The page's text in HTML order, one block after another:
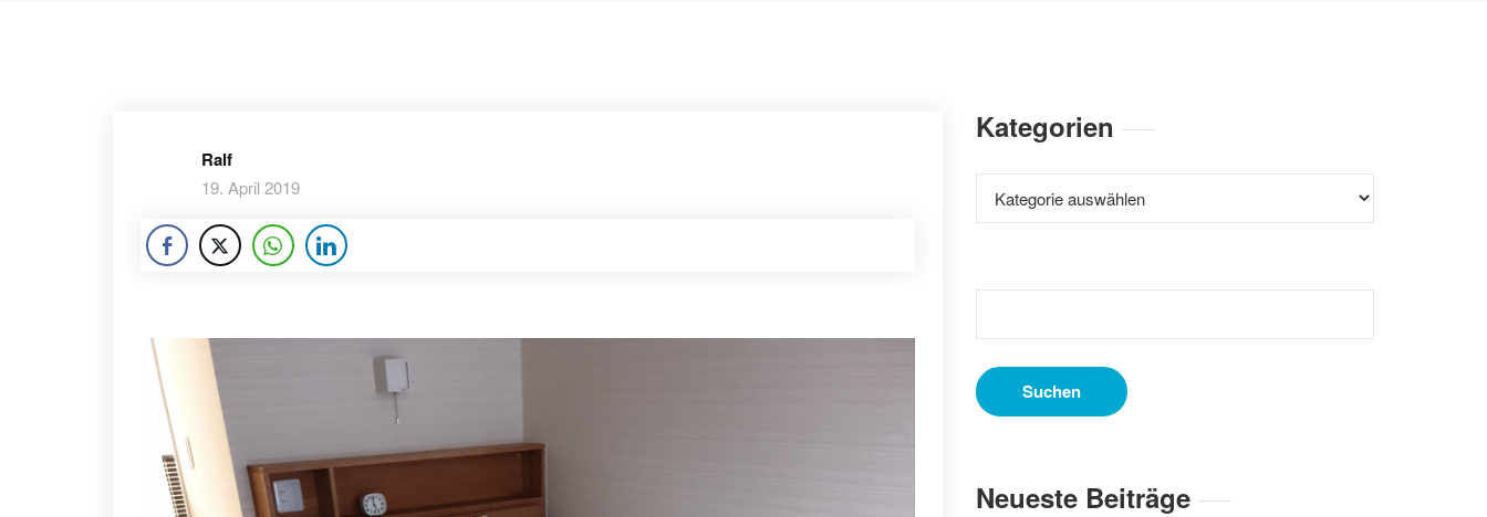
Ralf
19. April 2019
Kategorien
Neueste Beiträge